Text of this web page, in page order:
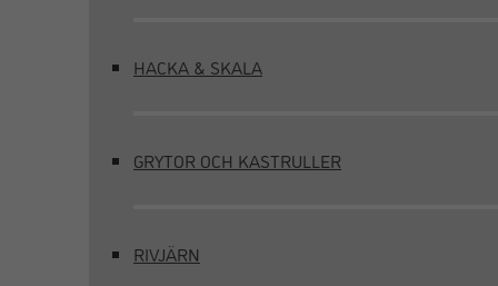
HACKA & SKALA
GRYTOR OCH KASTRULLER
RIVJÄRN